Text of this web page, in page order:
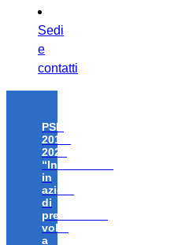
Sedi
e
contatti
PSR
2014-
2020
“Investimenti
in
azioni
di
prevenzione
volte
a